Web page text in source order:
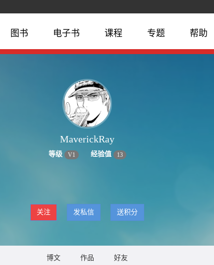
图书 电子书 课程 专题 帮助
MaverickRay
等级 V1 经验值 13
关注 发私信 送积分
博文 作品 好友